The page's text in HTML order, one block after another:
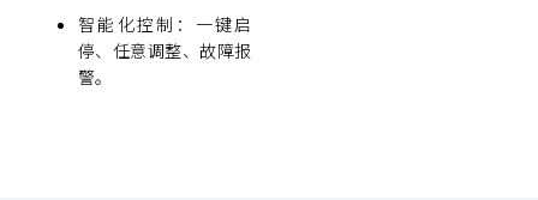
智能化控制：一键启
停、任意调整、故障报
警。